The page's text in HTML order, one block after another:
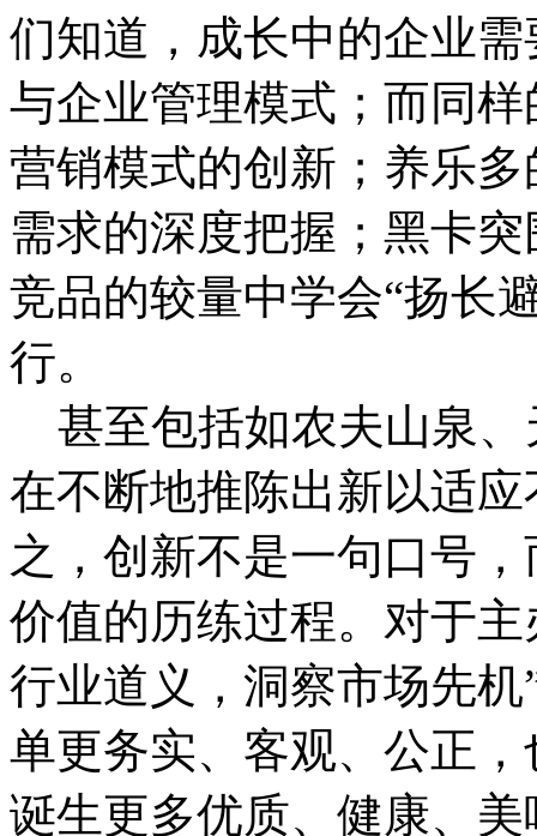
们知道，成长中的企业
与企业管理模式；而同
营销模式的创新；养乐
需求的深度把握；黑卡
竞品的较量中学会“扬长
行。
甚至包括如农夫山泉、
在不断地推陈出新以适
之，创新不是一句口号
价值的历练过程。对于
行业道义，洞察市场先
单更务实、客观、公正
诞生更多优质、健康、